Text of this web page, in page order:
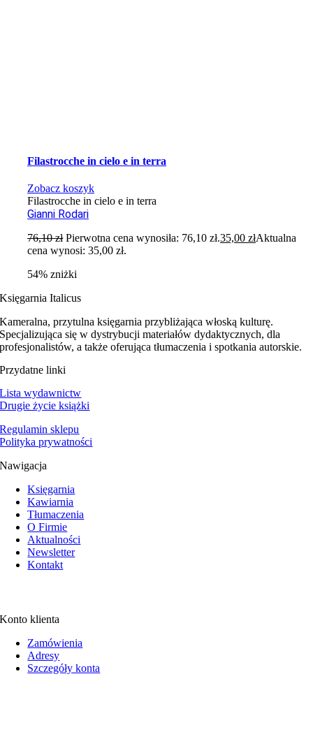
Filastrocche in cielo e in terra
Zobacz koszyk
Filastrocche in cielo e in terra
Gianni Rodari
76,10zł Pierwotna cena wynosiła: 76,10 zł.35,00złAktualna
cena wynosi: 35,00 zł.
54% zniżki
Księgarnia Italicus
Kameralna, przytulna księgarnia przybliżająca włoską kulturę.
Specjalizująca się w dystrybucji materiałów dydaktycznych, dla
profesjonalistów, a także oferująca tłumaczenia i spotkania autorskie.
Przydatne linki
Lista wydawnictw
Drugie życie książki
Regulamin sklepu
Polityka prywatności
Nawigacja
Księgarnia
Kawiarnia
Tłumaczenia
O Firmie
Aktualności
Newsletter
Kontakt
Konto klienta
Zamówienia
Adresy
Szczegóły konta